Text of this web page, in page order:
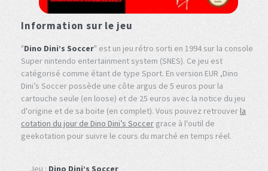
Information sur le jeu
"Dino Dini’s Soccer" est un jeu rétro sorti en 1994 sur la console
Super nintendo entertainment system (SNES). Ce jeu est
catégorisé comme étant de type Sport. En version EUR ,Dino
Dini’s Soccer possède une côte argus de 5 euros pour la
cartouche seule (en loose) et de 25 euros avec la notice du jeu
d'origine et de sa boite (en complet). Vous pouvez retrouverla
cotation du jour de Dino Dini’s Soccer grace à l'outil de
geekotation pour suivre le cours du marché en temps réel.
Jeu : Dino Dini’s Soccer